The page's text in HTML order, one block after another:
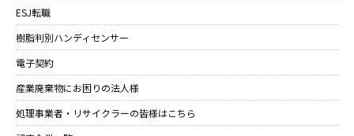
ESJ転職
樹脂判別ハンディセンサー
電子契約
産業廃棄物にお困りの法人様
処理事業者・リサイクラーの皆様はこちら